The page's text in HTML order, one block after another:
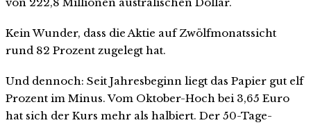
Kein Wunder, dass die Aktie auf Zwölfmonatssicht
rund 82 Prozent zugelegt hat.
Und dennoch: Seit Jahresbeginn liegt das Papier gut elf
Prozent im Minus. Vom Oktober-Hoch bei 3,65 Euro
hat sich der Kurs mehr als halbiert. Der 50-Tage-